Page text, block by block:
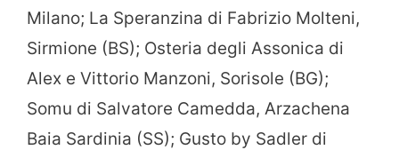
Milano; La Speranzina di Fabrizio Molteni,
Sirmione (BS); Osteria degli Assonica di
Alex e Vittorio Manzoni, Sorisole (BG);
Somu di Salvatore Camedda, Arzachena
Baia Sardinia (SS); Gusto by Sadler di